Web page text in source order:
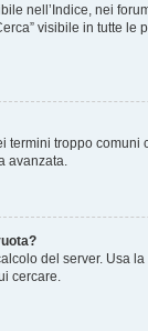
nell’Indice, nei
visibile in tutte le
termini troppo
avanzata.
del server. Usa
cercare.